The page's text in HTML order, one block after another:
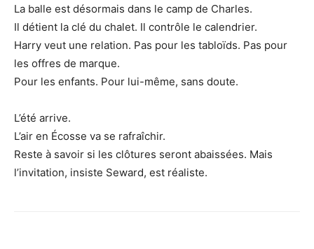
La balle est désormais dans le camp de Charles.
Il détient la clé du chalet. Il contrôle le calendrier.
Harry veut une relation. Pas pour les tabloïds. Pas pour
les offres de marque.
Pour les enfants. Pour lui-même, sans doute.
L’été arrive.
L’air en Écosse va se rafraîchir.
Reste à savoir si les clôtures seront abaissées. Mais
l’invitation, insiste Seward, est réaliste.